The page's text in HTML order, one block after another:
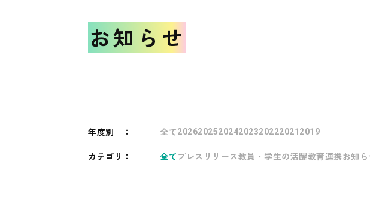
お知らせ
年度別 ： 全て202620252024202320222021 2019
カテゴリ： 全て プレスリリース教員・学生の活躍教育連携お知ら